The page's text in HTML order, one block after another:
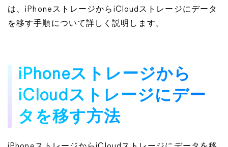
は、iPhoneストレージからiCloudストレージにデータ
を移す手順について詳しく説明します。
iPhoneストレージから
iCloudストレージにデー
タを移す方法